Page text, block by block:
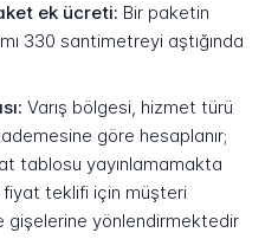
ek ücreti: Bir paketin
330 santimetreyi aştığında
Varış bölgesi, hizmet türü
göre hesaplanır;
tablosu yayınlamamakta
teklifi için müşteri
gişelerine yönlendirmektedir